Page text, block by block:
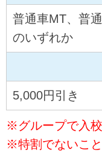
普通車MT、普
のいずれか
5,000円引き
※グループで入
※特割でないこと